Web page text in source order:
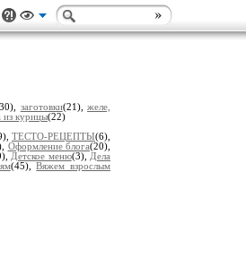
заготовки(21),желе,
из курицы(22)
ТЕСТО-РЕЦЕПТЫ(6),
Оформление блога(20),
Детское меню(3), Дела
(45),Вяжем взрослым